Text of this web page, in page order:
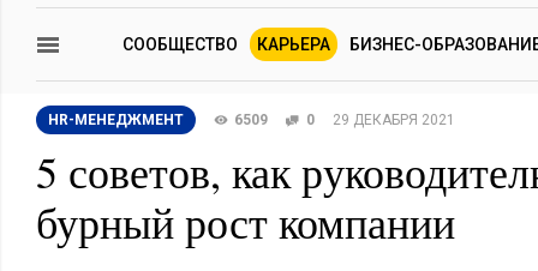
СООБЩЕСТВО КАРЬЕРА БИЗНЕС-
HR-МЕНЕДЖМЕНТ 6509 0 29 ДЕКАБРЯ 2021
5 советов, как
бурный рост компании